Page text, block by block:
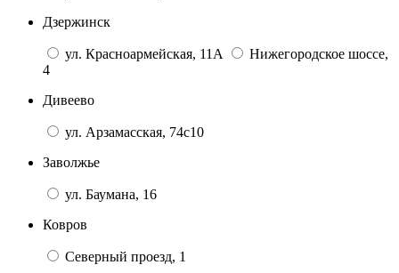
Дзержинск
ул. Красноармейская, 11А
Нижегородское шоссе,
4
Дивеево
ул. Арзамасская, 74с10
Заволжье
ул. Баумана, 16
Ковров
Северный проезд, 1